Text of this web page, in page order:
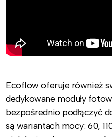
Ecoflow oferuje również
dedykowane moduły
bezpośrednio podłączyć
są wariantach mocy: 60,